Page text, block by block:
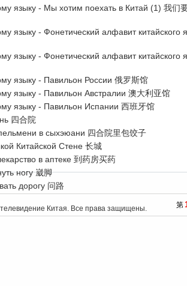
языку - Мы хотим поехать в Китай (1) 我们
языку - Фонетический алфавит китайского
языку - Фонетический алфавит китайского
языку - Павильон России 俄罗斯馆
языку - Павильон Австралии 澳大利亚馆
языку - Павильон Испании 西班牙馆
四合院
в сыхэюани 四合院里包饺子
Китайской Стене 长城
в аптеке 到药房买药
ногу 崴脚
дорогу 问路
第
Китая. Все права защищены.